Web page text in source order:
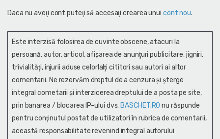
Daca nu aveţi cont puteţi să accesaţi crearea unui cont nou.
Este interzisă folosirea de cuvinte obscene, atacuri la
persoană, autor, articol, afişarea de anunţuri publicitare, jigniri,
trivialităţi, injurii aduse celorlalţi cititori sau autori ai altor
comentarii. Ne rezervăm dreptul de a cenzura și şterge
integral cometarii și interzicerea dreptului de a posta pe site,
prin banarea / blocarea IP-ului dvs. BASCHET.RO nu răspunde
pentru conţinutul postat de utilizatori în rubrica de comentarii,
această responsabilitate revenind integral autorului